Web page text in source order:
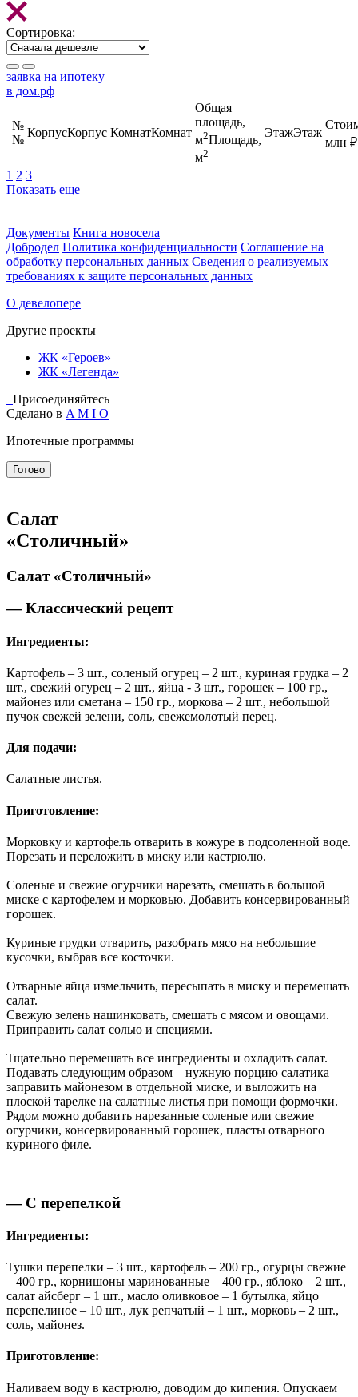
Сортировка:
заявка на ипотеку
в дом.рф
№
№
КорпусКорпус КомнатКомнат
Общая
площадь,
м2Площадь,
м2
ЭтажЭтаж
млн ₽
1 2 3
Показать еще
Документы Книга новосела
Добродел Политика конфиденциальности Соглашение на
обработку персональных данных Сведения о реализуемых
требованиях к защите персональных данных
О девелопере
Другие проекты
ЖК «Героев»
ЖК «Легенда»
Присоединяйтесь
Сделано в A M I O
Ипотечные программы
Готово
Салат
«Столичный»
Салат «Столичный»
— Классический рецепт
Ингредиенты:
Картофель – 3 шт., соленый огурец – 2 шт., куриная грудка – 2
шт., свежий огурец – 2 шт., яйца - 3 шт., горошек – 100 гр.,
майонез или сметана – 150 гр., моркова – 2 шт., небольшой
пучок свежей зелени, соль, свежемолотый перец.
Для подачи:
Салатные листья.
Приготовление:
Морковку и картофель отварить в кожуре в подсоленной воде.
Порезать и переложить в миску или кастрюлю.
Соленые и свежие огурчики нарезать, смешать в большой
миске с картофелем и морковью. Добавить консервированный
горошек.
Куриные грудки отварить, разобрать мясо на небольшие
кусочки, выбрав все косточки.
Отварные яйца измельчить, пересыпать в миску и перемешать
салат.
Свежую зелень нашинковать, смешать с мясом и овощами.
Приправить салат солью и специями.
Тщательно перемешать все ингредиенты и охладить салат.
Подавать следующим образом – нужную порцию салатика
заправить майонезом в отдельной миске, и выложить на
плоской тарелке на салатные листья при помощи формочки.
Рядом можно добавить нарезанные соленые или свежие
огурчики, консервированный горошек, пласты отварного
куриного филе.
— С перепелкой
Ингредиенты:
Тушки перепелки – 3 шт., картофель – 200 гр., огурцы свежие
– 400 гр., корнишоны маринованные – 400 гр., яблоко – 2 шт.,
салат айсберг – 1 шт., масло оливковое – 1 бутылка, яйцо
перепелиное – 10 шт., лук репчатый – 1 шт., морковь – 2 шт.,
соль, майонез.
Приготовление:
Наливаем воду в кастрюлю, доводим до кипения. Опускаем